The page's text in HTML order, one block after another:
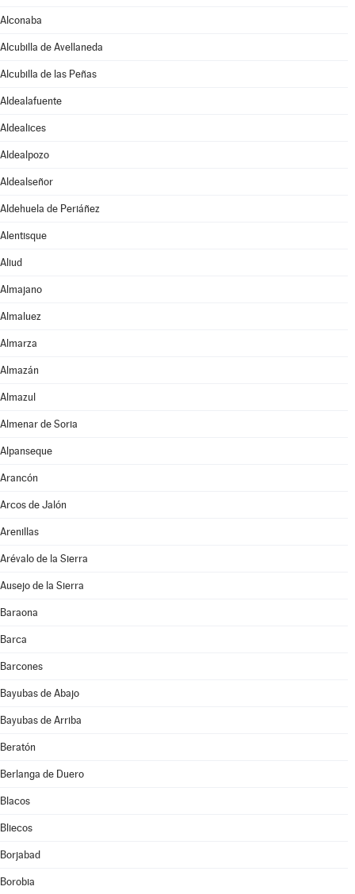
Alconaba
Alcubilla de Avellaneda
Alcubilla de las Peñas
Aldealafuente
Aldealices
Aldealpozo
Aldealseñor
Aldehuela de Periáñez
Alentisque
Aliud
Almajano
Almaluez
Almarza
Almazán
Almazul
Almenar de Soria
Alpanseque
Arancón
Arcos de Jalón
Arenillas
Arévalo de la Sierra
Ausejo de la Sierra
Baraona
Barca
Barcones
Bayubas de Abajo
Bayubas de Arriba
Beratón
Berlanga de Duero
Blacos
Bliecos
Borjabad
Borobia